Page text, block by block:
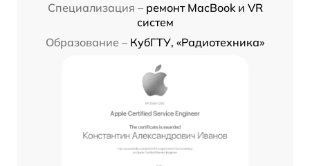
Специализация – ремонт MacBook и VR
систем
Образование – КубГТУ, «Радиотехника»